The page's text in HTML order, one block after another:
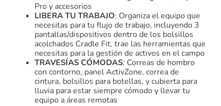
Pro y accesorios
LIBERA TU TRABAJO: Organiza el equipo que
necesitas para tu flujo de trabajo, incluyendo 3
pantallas/dispositivos dentro de los bolsillos
acolchados Cradle Fit, trae las herramientas que
necesitas para la gestión de activos en el campo
TRAVESÍAS CÓMODAS: Correas de hombro
con contorno, panel ActivZone, correa de
cintura, bolsillos para botellas, y cubierta para
lluvia para estar siempre cómodo y llevar tu
equipo a áreas remotas